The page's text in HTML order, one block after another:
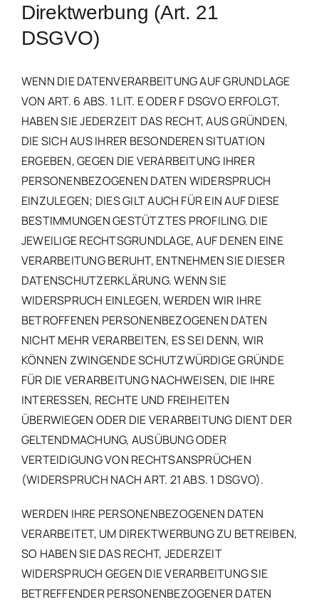
Direktwerbung (Art. 21
DSGVO)
WENN DIE DATENVERARBEITUNG AUF GRUNDLAGE
VON ART. 6 ABS. 1 LIT. E ODER F DSGVO ERFOLGT,
HABEN SIE JEDERZEIT DAS RECHT, AUS GRÜNDEN,
DIE SICH AUS IHRER BESONDEREN SITUATION
ERGEBEN, GEGEN DIE VERARBEITUNG IHRER
PERSONENBEZOGENEN DATEN WIDERSPRUCH
EINZULEGEN; DIES GILT AUCH FÜR EIN AUF DIESE
BESTIMMUNGEN GESTÜTZTES PROFILING. DIE
JEWEILIGE RECHTSGRUNDLAGE, AUF DENEN EINE
VERARBEITUNG BERUHT, ENTNEHMEN SIE DIESER
DATENSCHUTZERKLÄRUNG. WENN SIE
WIDERSPRUCH EINLEGEN, WERDEN WIR IHRE
BETROFFENEN PERSONENBEZOGENEN DATEN
NICHT MEHR VERARBEITEN, ES SEI DENN, WIR
KÖNNEN ZWINGENDE SCHUTZWÜRDIGE GRÜNDE
FÜR DIE VERARBEITUNG NACHWEISEN, DIE IHRE
INTERESSEN, RECHTE UND FREIHEITEN
ÜBERWIEGEN ODER DIE VERARBEITUNG DIENT DER
GELTENDMACHUNG, AUSÜBUNG ODER
VERTEIDIGUNG VON RECHTSANSPRÜCHEN
(WIDERSPRUCH NACH ART. 21 ABS. 1 DSGVO).
WERDEN IHRE PERSONENBEZOGENEN DATEN
VERARBEITET, UM DIREKTWERBUNG ZU BETREIBEN,
SO HABEN SIE DAS RECHT, JEDERZEIT
WIDERSPRUCH GEGEN DIE VERARBEITUNG SIE
BETREFFENDER PERSONENBEZOGENER DATEN